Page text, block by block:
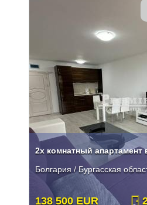
2х комнатный апартамент
Болгария / Бургасская
138 500 EUR